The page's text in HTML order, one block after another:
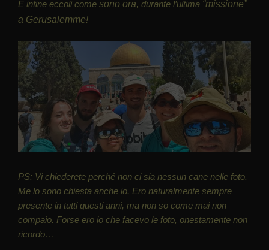
E infine eccoli come sono ora, durante l’ultima “missione”
a Gerusalemme!
PS: Vi chiederete perché non ci sia nessun cane nelle foto.
Me lo sono chiesta anche io. Ero naturalmente sempre
presente in tutti questi anni, ma non so come mai non
compaio. Forse ero io che facevo le foto, onestamente non
ricordo…